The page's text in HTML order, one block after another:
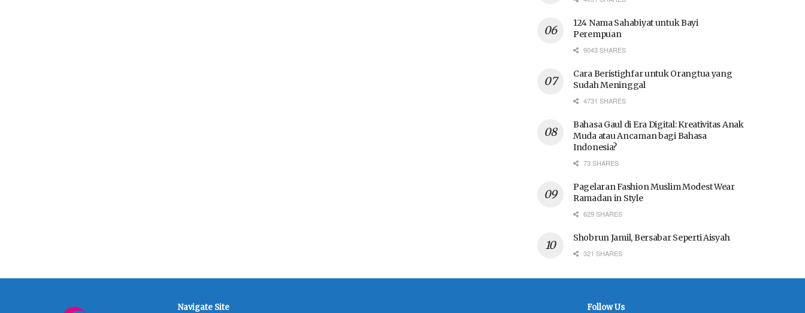
124 Nama Sahabiyat untuk Bayi
Perempuan
9043 SHARES
Cara Beristighfar untuk Orangtua yang
Sudah Meninggal
4731 SHARES
Bahasa Gaul di Era Digital: Kreativitas Anak
Muda atau Ancaman bagi Bahasa
Indonesia?
73 SHARES
Pagelaran Fashion Muslim Modest Wear
Ramadan in Style
629 SHARES
Shobrun Jamil, Bersabar Seperti Aisyah
321 SHARES
Navigate Site Follow Us